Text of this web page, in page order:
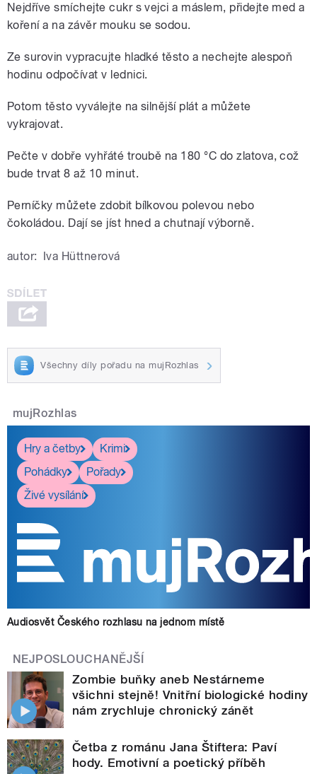
Nejdříve smíchejte cukr s vejci a máslem, přidejte med a
koření a na závěr mouku se sodou.
Ze surovin vypracujte hladké těsto a nechejte alespoň
hodinu odpočívat v lednici.
Potom těsto vyválejte na silnější plát a můžete
vykrajovat.
Pečte v dobře vyhřáté troubě na 180 °C do zlatova, což
bude trvat 8 až 10 minut.
Perníčky můžete zdobit bílkovou polevou nebo
čokoládou. Dají se jíst hned a chutnají výborně.
autor: Iva Hüttnerová
Všechny díly pořadu na mujRozhlas
mujRozhlas
Hry a četby
Krimi
Pohádky
Pořady
Živé vysílání
Audiosvět Českého rozhlasu na jednom místě
NEJPOSLOUCHANĚJŠÍ
Zombie buňky aneb Nestárneme
všichni stejně! Vnitřní biologické hodiny
nám zrychluje chronický zánět
Četba z románu Jana Štiftera: Paví
hody. Emotivní a poetický příběh